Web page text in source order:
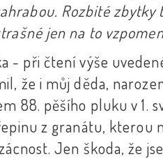
Rozbité zbytky
jen na to
- při čtení výše
že i můj děda,
88. pěšího pluku v 1.
z granátu, kterou
Jen škoda, že